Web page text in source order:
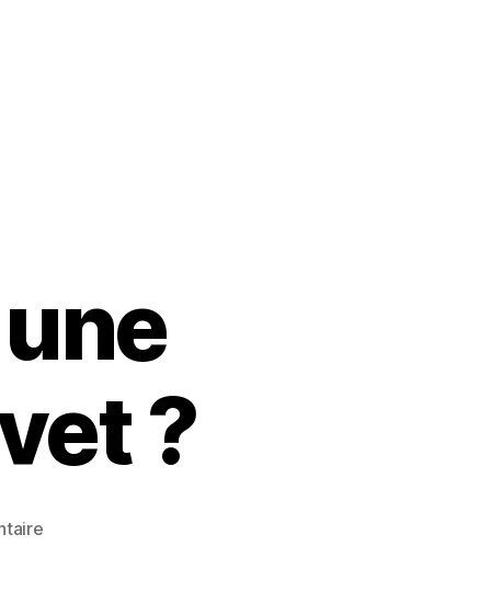
?
sur